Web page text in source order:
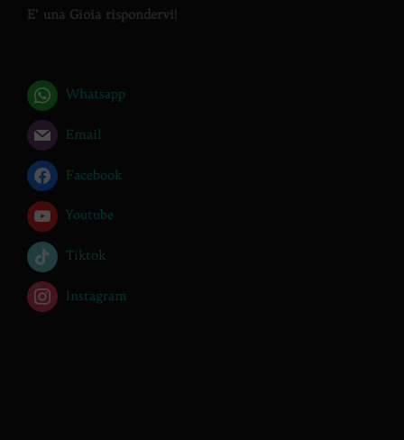
E’ una Gioia rispondervi!
Whatsapp
Email
Facebook
Youtube
Tiktok
Instagram